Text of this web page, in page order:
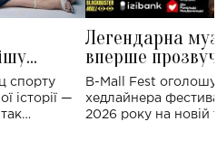
спорту
історії —
Легендарна
вперше
Україні: де
B-Mall Fest
хедлайнера
2026 року на новій